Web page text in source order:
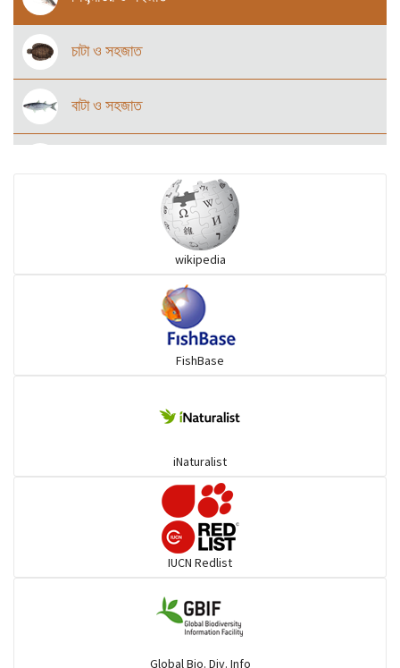
চাটা ও সহজাত
বাটা ও সহজাত
শোল,টাকি ও সহজাত
wikipedia
FishBase
iNaturalist
IUCN Redlist
Global Bio. Div. Info